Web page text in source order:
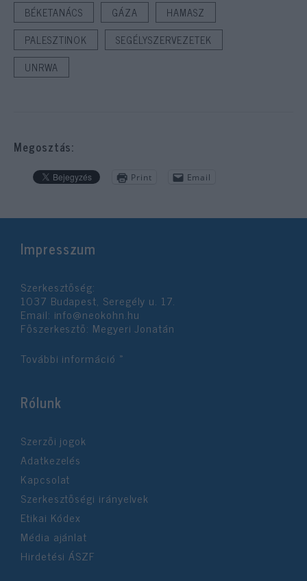
BÉKETANÁCS GÁZA
HAMASZ
PALESZTINOK
SEGÉLYSZERVEZETEK
UNRWA
Megosztás:
Print Email
Impresszum
Szerkesztőség:
1037 Budapest, Seregély u. 17.
Email: info@neokohn.hu
Főszerkesztő: Megyeri Jonatán
További információ »
Rólunk
Szerzői jogok
Adatkezelés
Kapcsolat
Szerkesztőségi irányelvek
Etikai Kódex
Média ajánlat
Hirdetési ÁSZF